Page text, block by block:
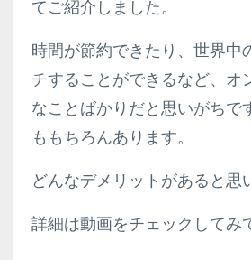
てご紹介しました。
時間が節約できたり、世界中
チすることができるなど、オ
なことばかりだと思いがちで
ももちろんあります。
どんなデメリットがあると思
詳細は動画をチェックしてみ